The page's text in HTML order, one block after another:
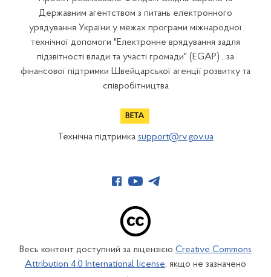
Державним агентством з питань електронного
урядування України у межах програми міжнародної
технічної допомоги "Електронне врядування задля
підзвітності влади та участі громади" (EGAP) , за
фінансової підтримки Швейцарської агенції розвитку та
співробітництва
Технічна підтримка support@rv.gov.ua
Весь контент доступний за ліцензією Creative Commons
Attribution 4.0 International license, якщо не зазначено